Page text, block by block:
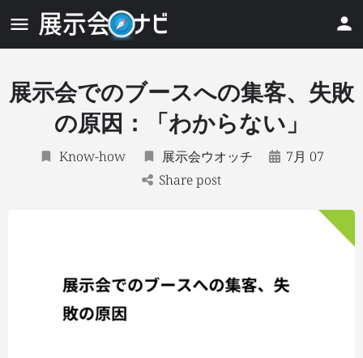
展示会でのブースへの集客、失敗
の原因：「わからない」
Know-how 展示会ウオッチ
7月 07
Share post